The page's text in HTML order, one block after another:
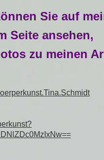
Sie auf
Seite ansehen,
zu meinen